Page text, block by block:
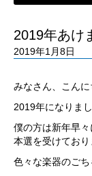
2019年あけ
2019年1月8日
みなさん、こんに
2019年になりま
僕の方は新年早
本選を受けており
色々な楽器のごち